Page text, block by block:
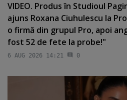
VIDEO. Produs în Studioul
ajuns Roxana Ciuhulescu la
o firmă din grupul Pro, apoi
fost 52 de fete la probe!"
6 AUG 2026 14:21 0